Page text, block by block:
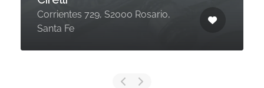
Corrientes 729, S2000 Rosario,
Santa Fe